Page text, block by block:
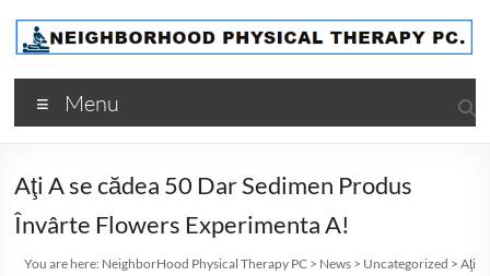
content
NeighborHood
Physical
Therapy
PC
Menu
Aţi A se cădea 50 Dar Sedimen Produs
Învârte Flowers Experimenta A!
You are here: NeighborHood Physical Therapy PC> News> Uncategorized > Aţi